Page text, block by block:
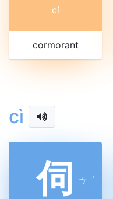
cí
cormorant
cì
伺 ㄘ ˋ